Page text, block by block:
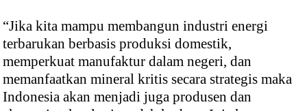
“Jika kita mampu membangun industri energi
terbarukan berbasis produksi domestik,
memperkuat manufaktur dalam negeri, dan
memanfaatkan mineral kritis secara strategis maka
Indonesia akan menjadi juga produsen dan